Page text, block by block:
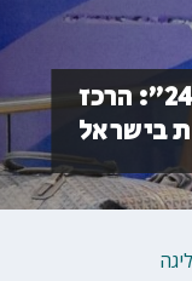
״צפיתי בכדורסל אירופי 24/7״: הרכז
בישראל
ליגה